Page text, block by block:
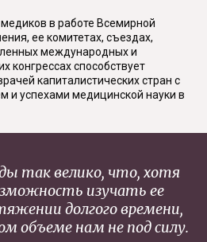
в работе Всемирной
ее комитетах, съездах,
международных и
конгрессах способствует
капиталистических стран с
и успехами медицинской науки в
так велико, что, хотя
изучать ее
долгого времени,
объеме нам не под силу.